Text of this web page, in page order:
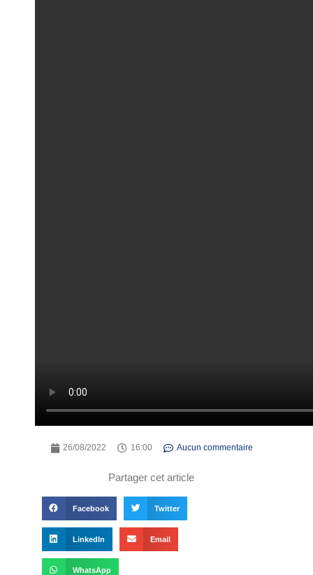
26/08/2022 16:00 Aucun commentaire
Partager cet article
Facebook Twitter
LinkedIn Email
WhatsApp